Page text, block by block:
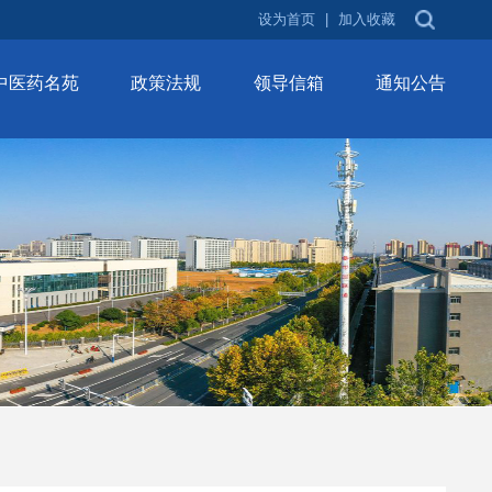
设为首页 加入收藏
医药名苑 政策法规 领导信箱 通知公告